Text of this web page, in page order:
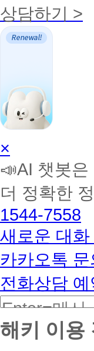
상담하기 >
AI
학
습
토
커
BETA
×
📣AI 챗봇
더 정확한
1544-7558
새로운 대화
카카오톡 문
전화상담 예
해키 이용